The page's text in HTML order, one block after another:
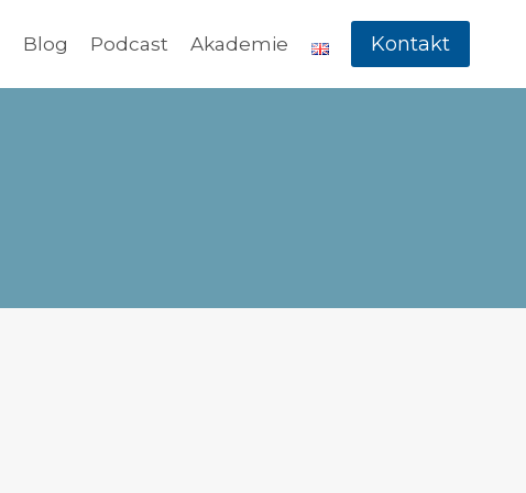
Blog Podcast Akademie Kontakt